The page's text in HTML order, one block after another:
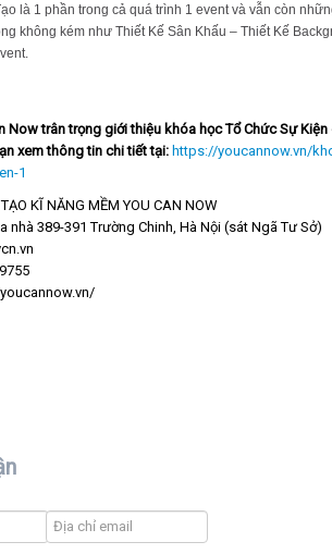
là 1 phần trong cả quá trình 1 event và vẫn còn
không kém như Thiết Kế Sân Khấu – Thiết Kế
Now trân trọng giới thiệu khóa học Tổ Chức Sự Kiện
xem thông tin chi tiết tại: https://youcannow.vn/
1
KĨ NĂNG MỀM YOU CAN NOW
nhà 389-391 Trường Chinh, Hà Nội (sát Ngã Tư Sở)